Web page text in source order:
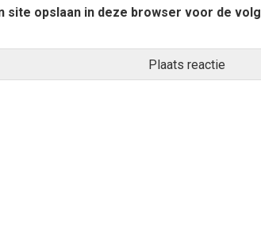
site opslaan in deze browser voor de